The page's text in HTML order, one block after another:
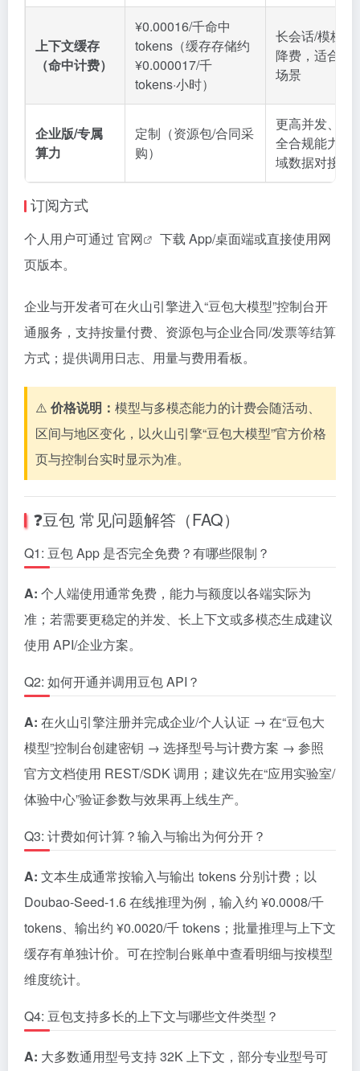
上下文缓存
（命中计费）
¥0.00016/千命中
tokens（缓存存储约
¥0.000017/千
tokens·小时）
长会话/模板复
降费，适合客
场景
企业版/专属
算力
定制（资源包/合同采
购）
更高并发、配
全合规能力，
域数据对接
订阅方式
个人用户可通过 官网
下载 App/桌面端或直接使用网
页版本。
企业与开发者可在火山引擎进入“豆包大模型”控制台开
通服务，支持按量付费、资源包与企业合同/发票等结算
方式；提供调用日志、用量与费用看板。
⚠️ 价格说明： 模型与多模态能力的计费会随活动、
区间与地区变化，以火山引擎“豆包大模型”官方价格
页与控制台实时显示为准。
❓豆包 常见问题解答（FAQ）
Q1: 豆包 App 是否完全免费？有哪些限制？
A: 个人端使用通常免费，能力与额度以各端实际为
准；若需要更稳定的并发、长上下文或多模态生成建议
使用 API/企业方案。
Q2: 如何开通并调用豆包 API？
A: 在火山引擎注册并完成企业/个人认证 → 在“豆包大
模型”控制台创建密钥 → 选择型号与计费方案 → 参照
官方文档使用 REST/SDK 调用；建议先在“应用实验室/
体验中心”验证参数与效果再上线生产。
Q3: 计费如何计算？输入与输出为何分开？
A: 文本生成通常按输入与输出 tokens 分别计费；以
Doubao-Seed-1.6 在线推理为例，输入约 ¥0.0008/千
tokens、输出约 ¥0.0020/千 tokens；批量推理与上下文
缓存有单独计价。可在控制台账单中查看明细与按模型
维度统计。
Q4: 豆包支持多长的上下文与哪些文件类型？
A: 大多数通用型号支持 32K 上下文，部分专业型号可